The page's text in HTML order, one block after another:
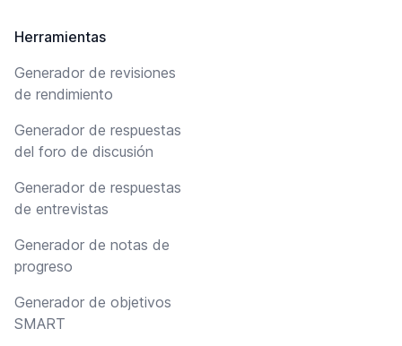
Herramientas
Generador de revisiones
de rendimiento
Generador de respuestas
del foro de discusión
Generador de respuestas
de entrevistas
Generador de notas de
progreso
Generador de objetivos
SMART